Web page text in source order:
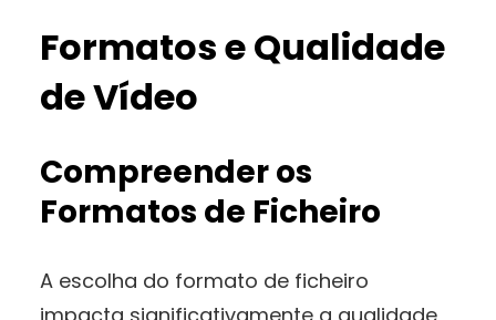
Formatos e Qualidade
de Vídeo
Compreender os
Formatos de Ficheiro
A escolha do formato de ficheiro
impacta significativamente a qualidade,